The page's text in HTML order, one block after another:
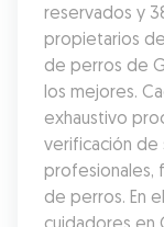
reservados y
propietarios
de perros de
los mejores.
exhaustivo
verificación de
profesionales,
de perros. En
cuidadores en